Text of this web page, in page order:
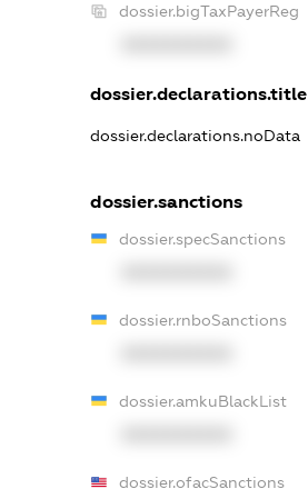
dossier.bigTaxPayerReg
dossier.declarations.title
dossier.declarations.noData
dossier.sanctions
dossier.specSanctions
dossier.rnboSanctions
dossier.amkuBlackList
dossier.ofacSanctions